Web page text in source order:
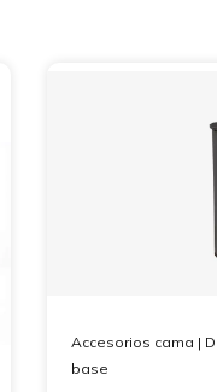
Accesorios cama |
base